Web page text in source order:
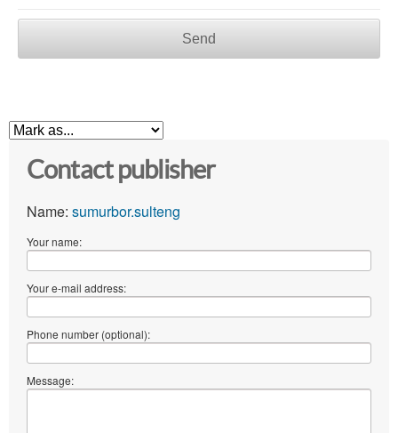
Send
Contact publisher
Name: sumurbor.sulteng
Your name:
Your e-mail address:
Phone number (optional):
Message: